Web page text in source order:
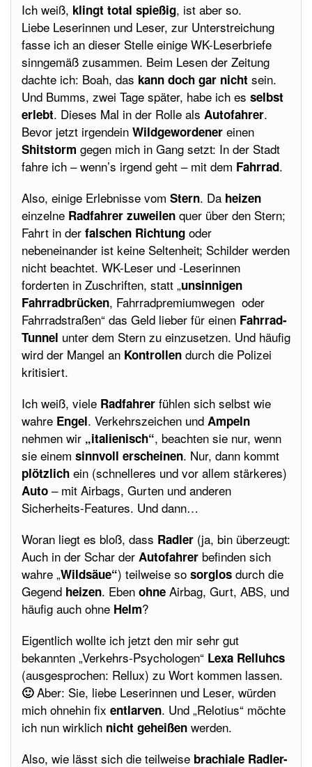
Ich weiß, klingt total spießig, ist aber so.
Liebe Leserinnen und Leser, zur Unterstreichung
fasse ich an dieser Stelle einige WK-Leserbriefe
sinngemäß zusammen. Beim Lesen der Zeitung
dachte ich: Boah, das kann doch gar nicht sein.
Und Bumms, zwei Tage später, habe ich es selbst
erlebt. Dieses Mal in der Rolle als Autofahrer.
Bevor jetzt irgendein Wildgewordener einen
Shitstorm gegen mich in Gang setzt: In der Stadt
fahre ich – wenn’s irgend geht – mit dem Fahrrad.
Also, einige Erlebnisse vom Stern. Da heizen
einzelne Radfahrer zuweilen quer über den Stern;
Fahrt in der falschen Richtung oder
nebeneinander ist keine Seltenheit; Schilder werden
nicht beachtet. WK-Leser und -Leserinnen
forderten in Zuschriften, statt „unsinnigen
Fahrradbrücken, Fahrradpremiumwegen oder
Fahrradstraßen“ das Geld lieber für einen Fahrrad-
Tunnel unter dem Stern zu einzusetzen. Und häufig
wird der Mangel an Kontrollen durch die Polizei
kritisiert.
Ich weiß, viele Radfahrer fühlen sich selbst wie
wahre Engel. Verkehrszeichen und Ampeln
nehmen wir „italienisch“, beachten sie nur, wenn
sie einem sinnvoll erscheinen. Nur, dann kommt
plötzlich ein (schnelleres und vor allem stärkeres)
Auto – mit Airbags, Gurten und anderen
Sicherheits-Features. Und dann…
Woran liegt es bloß, dass Radler (ja, bin überzeugt:
Auch in der Schar der Autofahrer befinden sich
wahre „Wildsäue“) teilweise so sorglos durch die
Gegend heizen. Eben ohne Airbag, Gurt, ABS, und
häufig auch ohne Helm?
Eigentlich wollte ich jetzt den mir sehr gut
bekannten „Verkehrs-Psychologen“ Lexa Relluhcs
(ausgesprochen: Rellux) zu Wort kommen lassen.
🙂Aber: Sie, liebe Leserinnen und Leser, würden
mich ohnehin fix entlarven. Und „Relotius“ möchte
ich nun wirklich nicht geheißen werden.
Also, wie lässt sich die teilweise brachiale Radler-